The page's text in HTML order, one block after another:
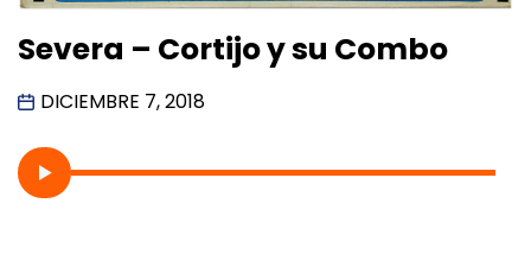
Severa – Cortijo y su Combo
DICIEMBRE 7, 2018